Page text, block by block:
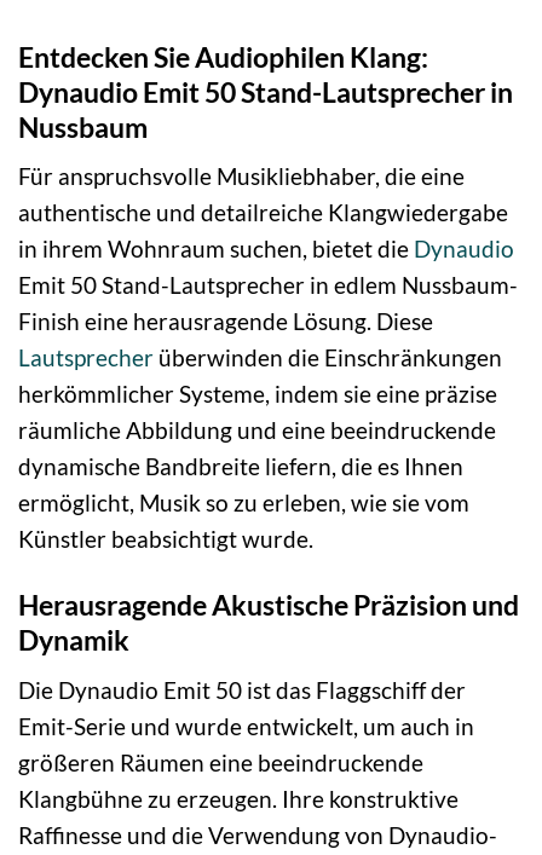
Entdecken Sie Audiophilen Klang:
Dynaudio Emit 50 Stand-Lautsprecher in
Nussbaum
Für anspruchsvolle Musikliebhaber, die eine
authentische und detailreiche Klangwiedergabe
in ihrem Wohnraum suchen, bietet die Dynaudio
Emit 50 Stand-Lautsprecher in edlem Nussbaum-
Finish eine herausragende Lösung. Diese
Lautsprecher überwinden die Einschränkungen
herkömmlicher Systeme, indem sie eine präzise
räumliche Abbildung und eine beeindruckende
dynamische Bandbreite liefern, die es Ihnen
ermöglicht, Musik so zu erleben, wie sie vom
Künstler beabsichtigt wurde.
Herausragende Akustische Präzision und
Dynamik
Die Dynaudio Emit 50 ist das Flaggschiff der
Emit-Serie und wurde entwickelt, um auch in
größeren Räumen eine beeindruckende
Klangbühne zu erzeugen. Ihre konstruktive
Raffinesse und die Verwendung von Dynaudio-